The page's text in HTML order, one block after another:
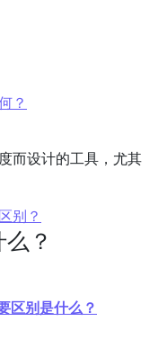
？
而设计的工具，尤其
别？
？
区别是什么？